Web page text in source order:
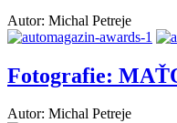
Autor: Michal Petreje
Fotografie:
Autor: Michal Petreje